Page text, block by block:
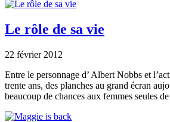
Le rôle de sa vie
22 février 2012
Entre le personnage d’ Albert Nobbs et
trente ans, des planches au grand écran
beaucoup de chances aux femmes seules